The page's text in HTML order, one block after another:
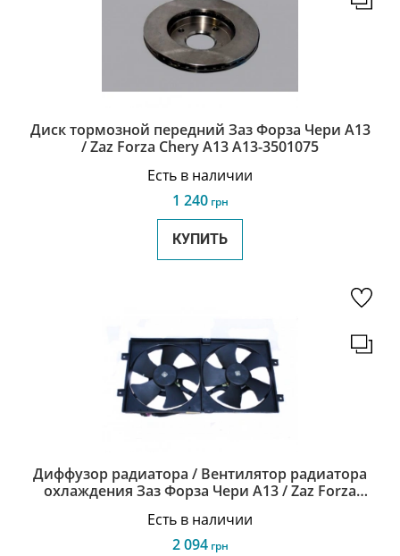
Диск тормозной передний Заз Форза Чери А13
/ Zaz Forza Chery A13 A13-3501075
Есть в наличии
1 240грн
КУПИТЬ
Диффузор радиатора / Вентилятор радиатора
охлаждения Заз Форза Чери А13 / Zaz Forza
Есть в наличии
2 094грн